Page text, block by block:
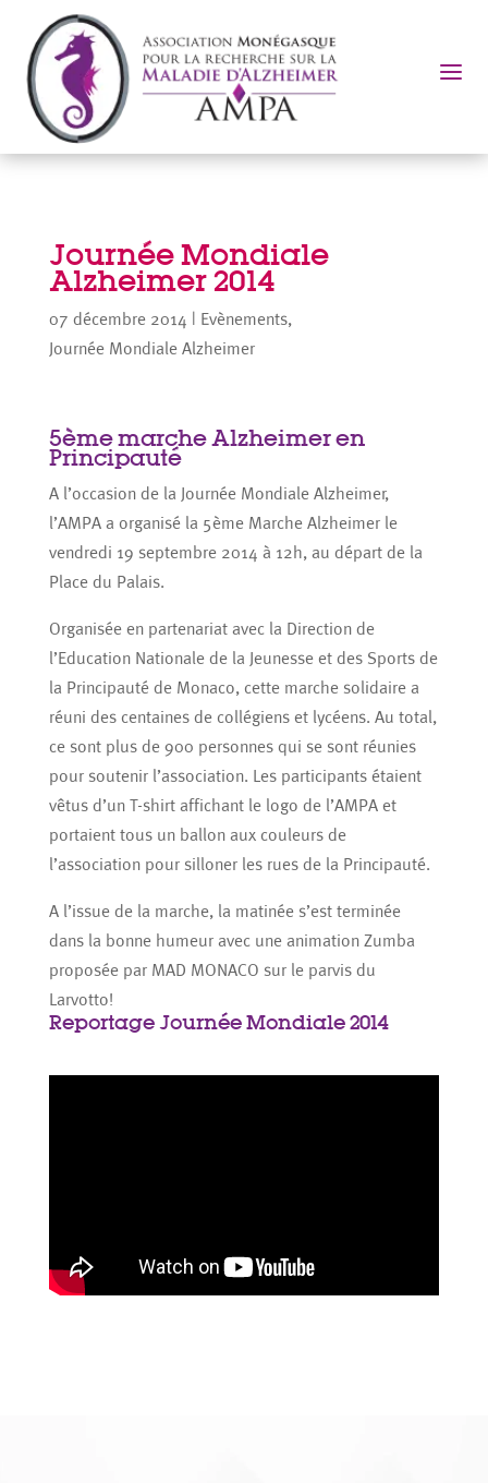
a
Journée Mondiale
Alzheimer 2014
07 décembre 2014 | Evènements,
Journée Mondiale Alzheimer
5ème marche Alzheimer en
Principauté
A l’occasion de la Journée Mondiale Alzheimer,
l’AMPA a organisé la 5ème Marche Alzheimer le
vendredi 19 septembre 2014 à 12h, au départ de la
Place du Palais.
Organisée en partenariat avec la Direction de
l’Education Nationale de la Jeunesse et des Sports de
la Principauté de Monaco, cette marche solidaire a
réuni des centaines de collégiens et lycéens. Au total,
ce sont plus de 900 personnes qui se sont réunies
pour soutenir l’association. Les participants étaient
vêtus d’un T-shirt affichant le logo de l’AMPA et
portaient tous un ballon aux couleurs de
l’association pour silloner les rues de la Principauté.
A l’issue de la marche, la matinée s’est terminée
dans la bonne humeur avec une animation Zumba
proposée par MAD MONACO sur le parvis du
Larvotto!
Reportage Journée Mondiale 2014